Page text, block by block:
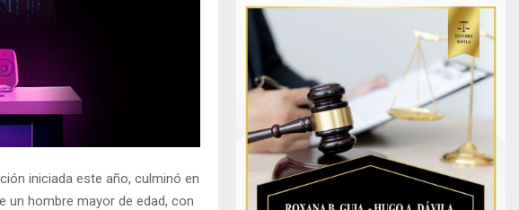
iniciada este año, culminó en
un hombre mayor de edad, con